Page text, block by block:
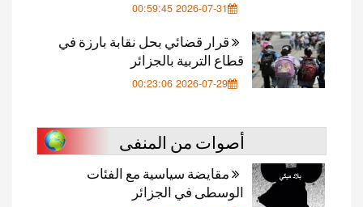
2026-07-31 00:59:45
قرار قضائي بحل نقابة بارزة في
قطاع التربية بالجزائر
2026-07-29 00:23:06
أصوات من المنفى
مقايضة سياسية مع الفئات
الوسطى في الجزائر